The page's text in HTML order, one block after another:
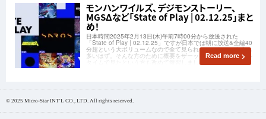
モンハンワイルズ、デジモンストーリー、
MGSΔなど「State of Play | 02.12.25」まと
め！
日本時間2025年2月13日(木)午前7時00分から放送された
「State of Play | 02.12.25」ですが日本では朝に放送&全編40
分超という大ボリュームなので全て見られなかったという方も
多いはず。そんな方のために概要をザーッと総まとめ！リアル
Read more
© 2025 Micro-Star INT'L CO., LTD. All rights reserved.